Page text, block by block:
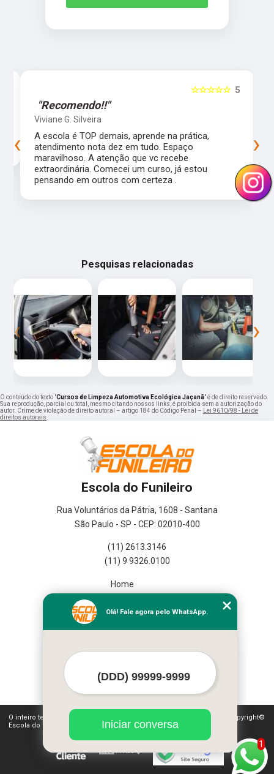
5
☆☆☆☆☆
"Recomendo!!"
Viviane G. Silveira
A escola é TOP demais, aprende na prática,
atendimento nota dez em tudo. Espaço
maravilhoso. A atenção que vc recebe
extraordinária. Comecei um curso, já estou
pensando em outros com certeza .
‹ ›
Pesquisas relacionadas
‹ ›
O conteúdo do texto "Cursos de Limpeza Automotiva Ecológica Jaçanã" é de direito reservado.
Sua reprodução, parcial ou total, mesmo citando nossos links, é proibida sem a autorização do
autor. Crime de violação de direito autoral – artigo 184 do Código Penal –
Lei 9610/98 - Lei de
direitos autorais
Escola do Funileiro
Rua Voluntários da Pátria, 1608 - Santana
São Paulo - SP - CEP: 02010-400
(11) 2613.3146
(11) 9 9326.0100
Home
Missão
Mapa do site
O inteiro teor deste site está sujeito à proteção de direitos autorais. Copyright©
Escola do Funileiro (Lei 9610 de 19/02/1998)
1
Olá! Fale agora pelo WhatsApp.
Iniciar conversa